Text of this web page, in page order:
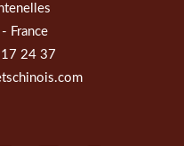
France
24 37